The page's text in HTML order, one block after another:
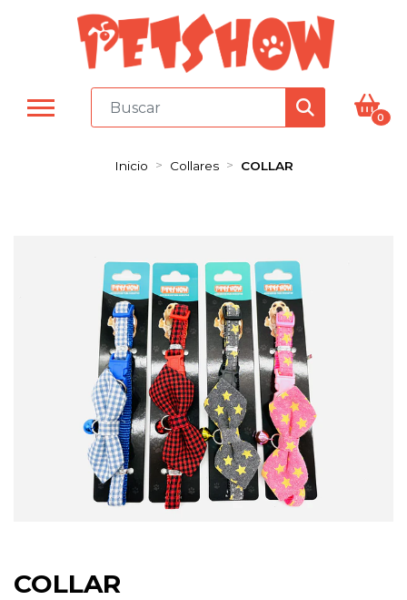
0
Inicio Collares COLLAR
COLLAR